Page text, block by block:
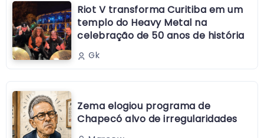
Riot V transforma Curitiba em um
templo do Heavy Metal na
celebração de 50 anos de história
Gk
Zema elogiou programa de
Chapecó alvo de irregularidades